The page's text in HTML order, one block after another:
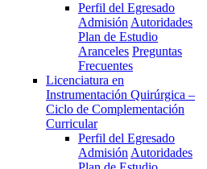
Perfil del Egresado
Admisión Autoridades
Plan de Estudio
Aranceles Preguntas
Frecuentes
Licenciatura en
Instrumentación Quirúrgica –
Ciclo de Complementación
Curricular
Perfil del Egresado
Admisión Autoridades